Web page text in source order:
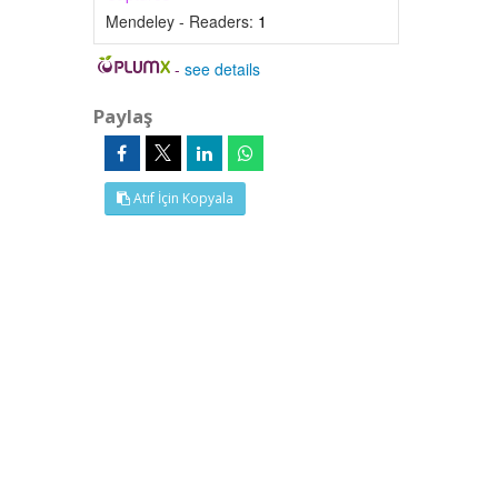
Mendeley - Readers: 1
-see details
Paylaş
Atıf İçin Kopyala